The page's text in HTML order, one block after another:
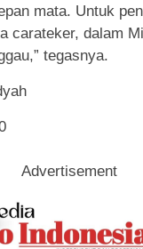
mata. Untuk
carateker, dalam
tegasnya.
Advertisement